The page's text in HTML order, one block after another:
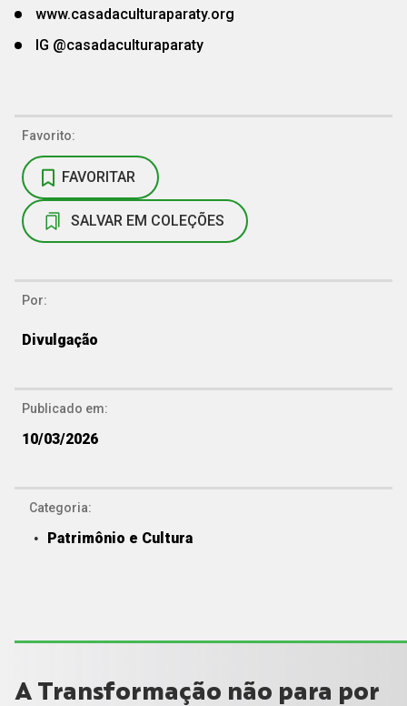
www.casadaculturaparaty.org
IG @casadaculturaparaty
Favorito:
FAVORITAR
SALVAR EM COLEÇÕES
Por:
Divulgação
Publicado em:
10/03/2026
Categoria:
Patrimônio e Cultura
A Transformação não para por